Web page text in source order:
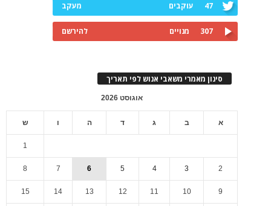
47 עוקבים מעקב
307 מנויים להירשם
סינון מאמרי משאבי אנוש לפי תאריך
אוגוסט 2026
א ב ג ד ה ו ש
1
2
3
4
5
6
7
8
9
10
11
12
13
14
15